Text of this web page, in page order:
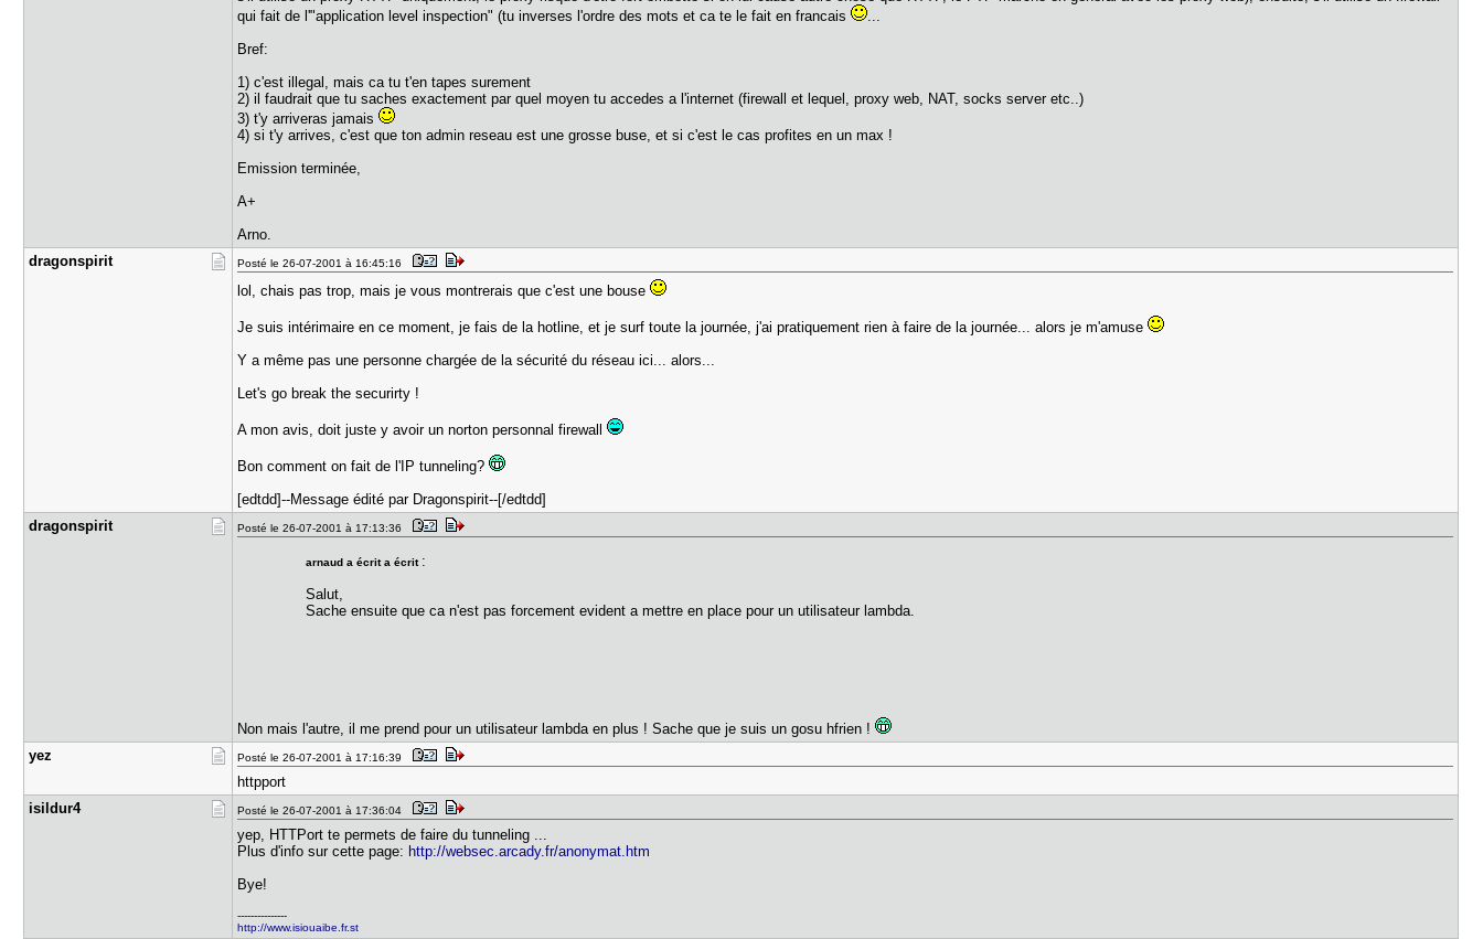
qui fait de l'"application level inspection" (tu inverses l'ordre des mots et ca te le fait en francais
...
Bref:
1) c'est illegal, mais ca tu t'en tapes surement
2) il faudrait que tu saches exactement par quel moyen tu accedes a l'internet (firewall et lequel, proxy web, NAT, socks server etc..)
3) t'y arriveras jamais
4) si t'y arrives, c'est que ton admin reseau est une grosse buse, et si c'est le cas profites en un max !
Emission terminée,
A+
Arno.
dragonspir​it
Posté le 26-07-2001 à 16:45:16
lol, chais pas trop, mais je vous montrerais que c'est une bouse
Je suis intérimaire en ce moment, je fais de la hotline, et je surf toute la journée, j'ai pratiquement rien à faire de la journée... alors je m'amuse
Y a même pas une personne chargée de la sécurité du réseau ici... alors...
Let's go break the securirty !
A mon avis, doit juste y avoir un norton personnal firewall
Bon comment on fait de l'IP tunneling?
[edtdd]--Message édité par Dragonspirit--[/edtdd]
dragonspir​it
Posté le 26-07-2001 à 17:13:36
arnaud a écrit a écrit :
Salut,
Sache ensuite que ca n'est pas forcement evident a mettre en place pour un utilisateur lambda.
Non mais l'autre, il me prend pour un utilisateur lambda en plus ! Sache que je suis un gosu hfrien !
yez
Posté le 26-07-2001 à 17:16:39
httpport
isildur4
Posté le 26-07-2001 à 17:36:04
yep, HTTPort te permets de faire du tunneling ...
Plus d'info sur cette page: http://websec.arcady.fr/anonymat.htm
Bye!
---------------
http://www.isiouaibe.fr.st